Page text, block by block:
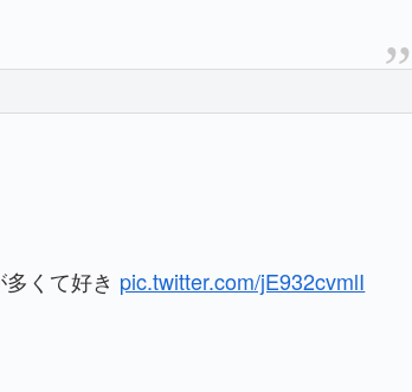
くて好き pic.twitter.com/jE932cvmlI